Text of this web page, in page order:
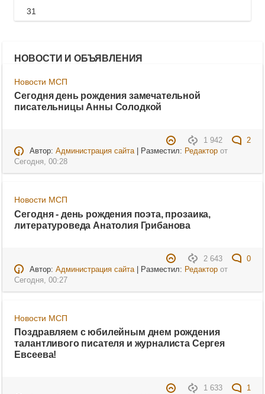
31
НОВОСТИ И ОБЪЯВЛЕНИЯ
Новости МСП
Сегодня день рождения замечательной
писательницы Анны Солодкой
1 942
2
Автор: Администрация сайта| Разместил: Редакторот
Сегодня, 00:28
Новости МСП
Сегодня - день рождения поэта, прозаика,
литературоведа Анатолия Грибанова
2 643
0
Автор: Администрация сайта| Разместил: Редакторот
Сегодня, 00:27
Новости МСП
Поздравляем с юбилейным днем рождения
талантливого писателя и журналиста Сергея
Евсеева!
1 633
1